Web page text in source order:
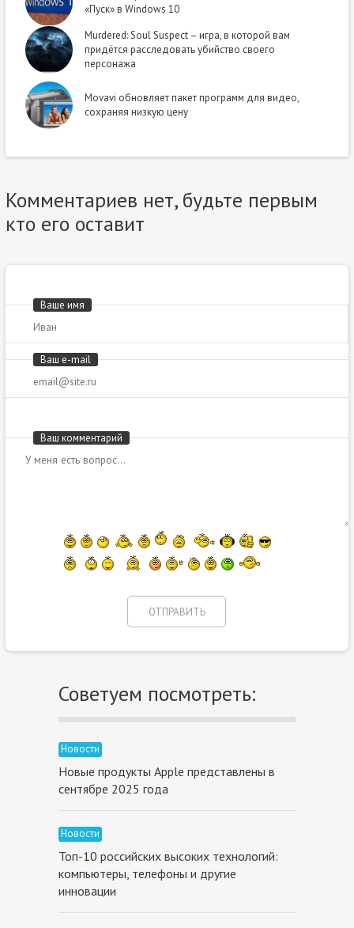
«Пуск» в Windows 10
Murdered: Soul Suspect – игра, в которой вам
придётся расследовать убийство своего
персонажа
Movavi обновляет пакет программ для видео,
сохраняя низкую цену
Комментариев нет, будьте первым
кто его оставит
Ваше имя
Ваш e-mail
Ваш комментарий
Советуем посмотреть:
Новости
Новые продукты Apple представлены в
сентябре 2025 года
Новости
Топ-10 российских высоких технологий:
компьютеры, телефоны и другие
инновации